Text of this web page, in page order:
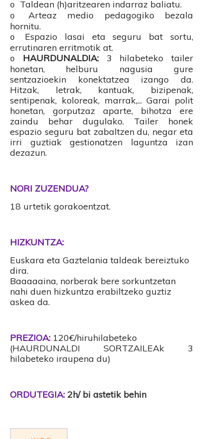
o Taldean (h)aritzearen indarraz baliatu.
o Arteaz medio pedagogiko bezala
hornitu.
o Espazio lasai eta seguru bat sortu,
errutinaren erritmotik at.
o HAURDUNALDIA:3 hilabeteko tailer
honetan, helburu nagusia gure
sentzazioekin konektatzea izango da.
Hitzak, letrak, kantuak, bizipenak,
sentipenak, koloreak, marrak,... Garai polit
honetan, gorputzaz aparte, bihotza ere
zaindu behar dugulako. Tailer honek
espazio seguru bat zabaltzen du, negar eta
irri guztiak gestionatzen laguntza izan
dezazun.
NORI ZUZENDUA?
18 urtetik gorakoentzat.
HIZKUNTZA:
Euskara eta Gaztelania taldeak bereiztuko
dira.
Baaaaaina, norberak bere sorkuntzetan
nahi duen hizkuntza erabiltzeko guztiz
askea da.
PREZIOA: 120€/hiruhilabeteko
(HAURDUNALDI SORTZAILEAk 3
hilabeteko iraupena du)
ORDUTEGIA: 2h/ bi astetik behin